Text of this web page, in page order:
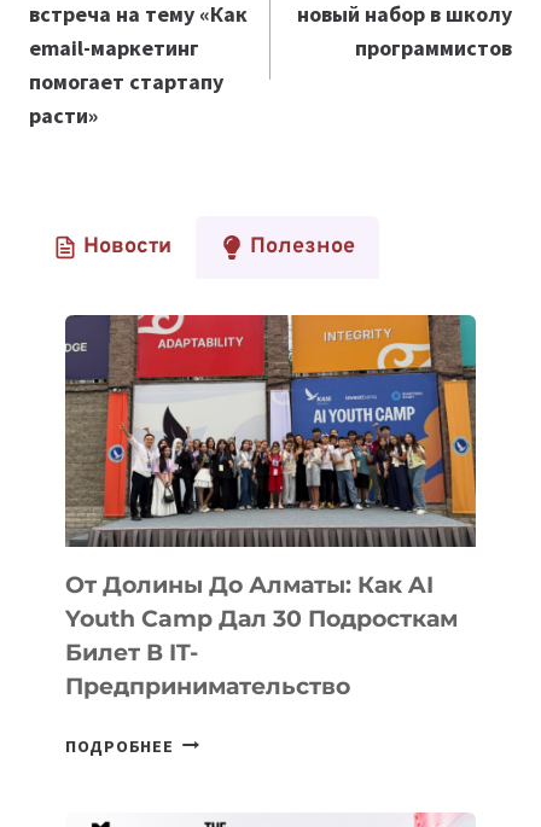
записям
встреча на тему «Как
email-маркетинг
помогает стартапу
расти»
новый набор в школу
программистов
Новости Полезное
От Долины До Алматы: Как AI
Youth Camp Дал 30 Подросткам
Билет В IT-
Предпринимательство
ПОДРОБНЕЕ ОТ